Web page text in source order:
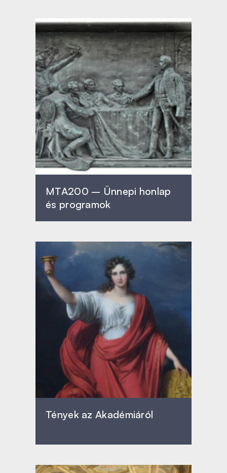
MTA200 – Ünnepi honlap
és programok
Tények az Akadémiáról